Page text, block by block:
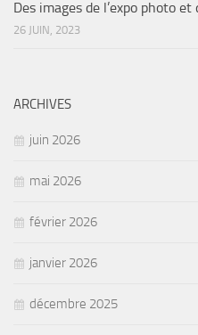
Des images de l’expo photo
26 JUIN, 2023
ARCHIVES
juin 2026
mai 2026
février 2026
janvier 2026
décembre 2025